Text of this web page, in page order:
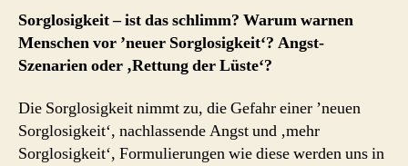
Perspektiven
für
der
Lüste
Sorglosigkeit – ist das schlimm? Warum warnen
Menschen vor ’neuer Sorglosigkeit‘? Angst-
Szenarien oder ‚Rettung der Lüste‘?
Die Sorglosigkeit nimmt zu, die Gefahr einer ’neuen
Sorglosigkeit‘, nachlassende Angst und ‚mehr
Sorglosigkeit‘, Formulierungen wie diese werden uns in